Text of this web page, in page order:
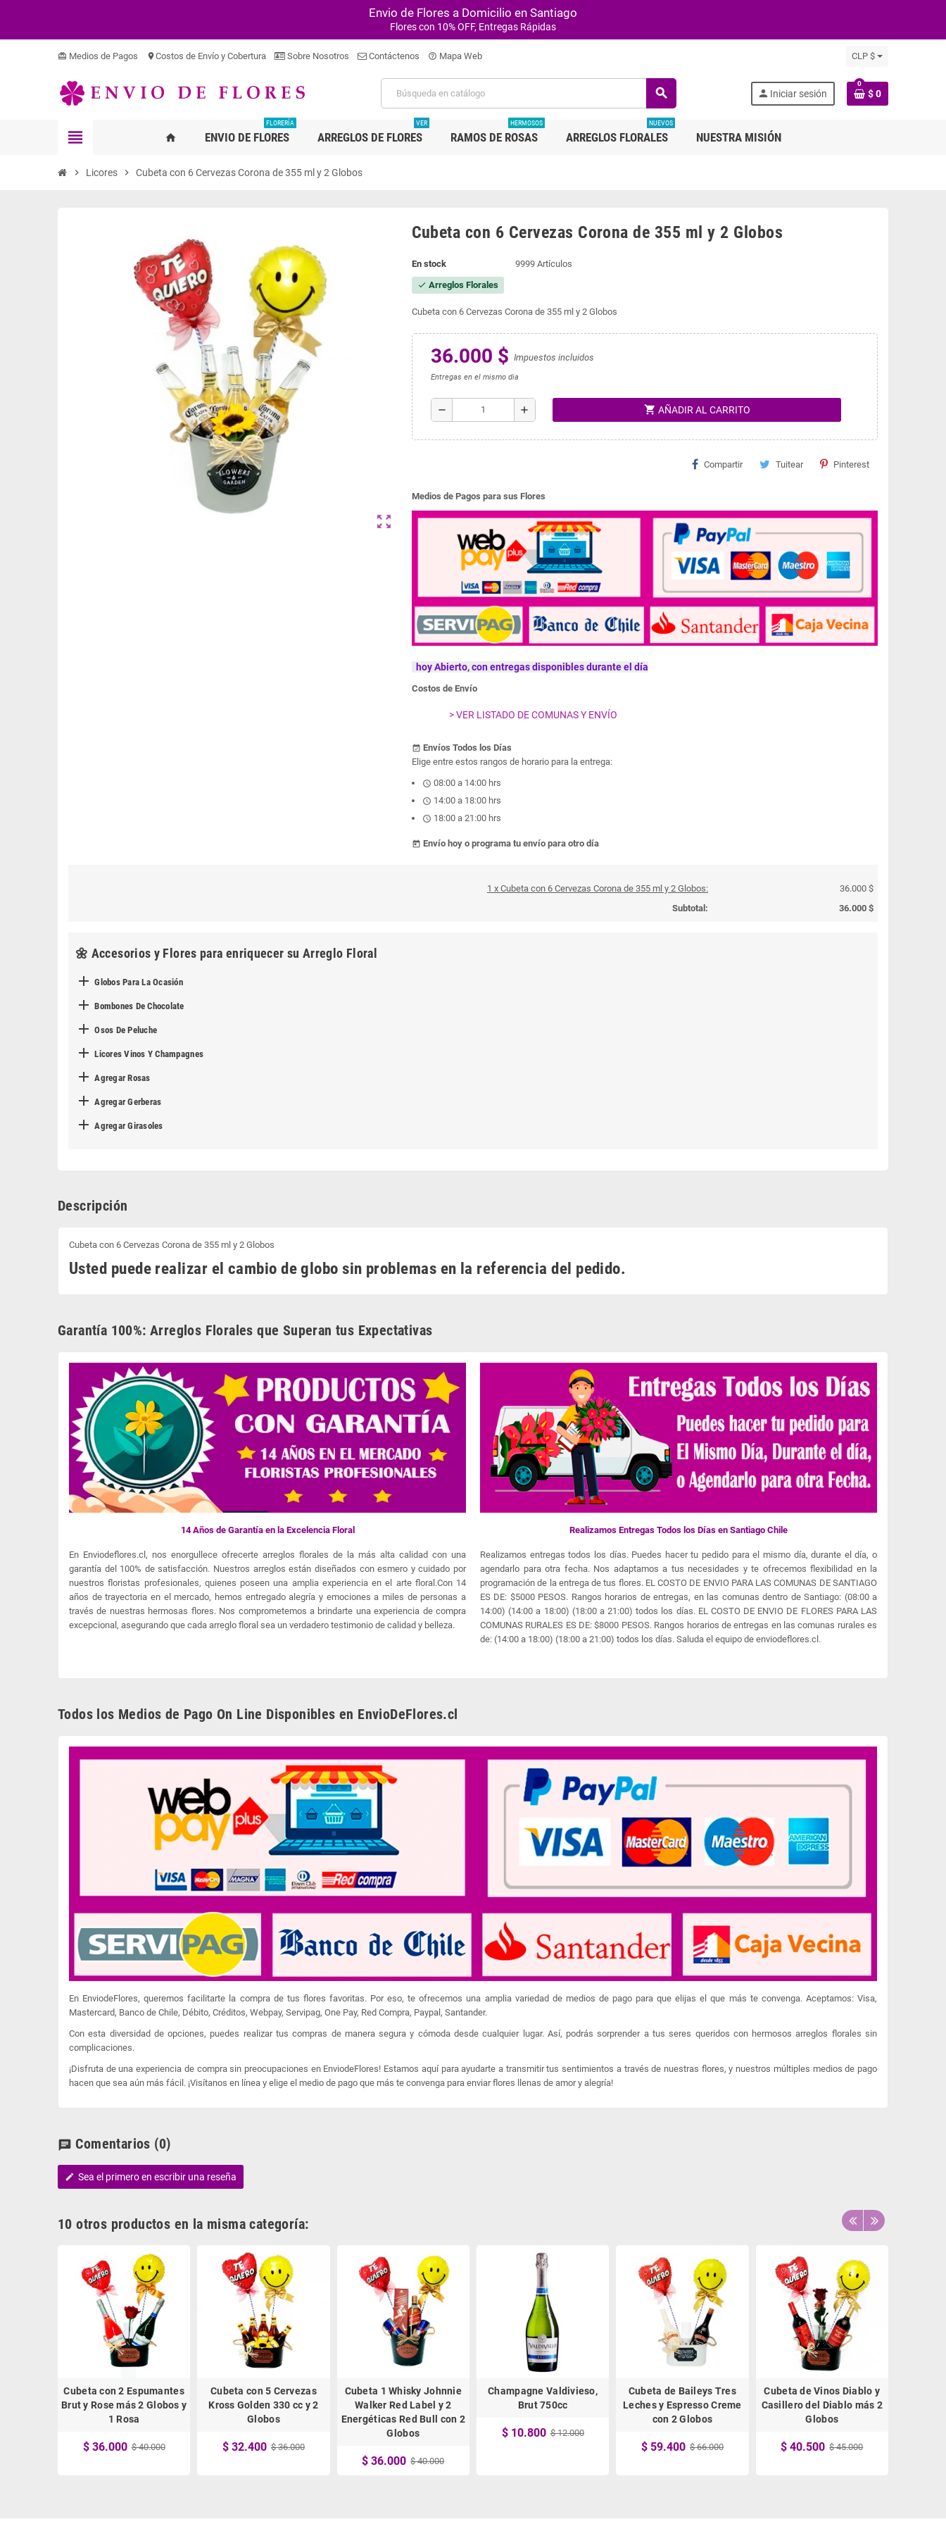
Envio de Flores a Domicilio en Santiago
Flores con 10% OFF, Entregas Rápidas
card_giftcard Medios de Pagos location_onCostos de Envío y Cobertura Sobre Nosotros Contáctenos help_outline Mapa Web CLP $
search person Iniciar sesión
0
$ 0
view_headline home ENVIO DE FLORES
FLORERÍA
ARREGLOS DE FLORES
VER
RAMOS DE ROSAS
HERMOSOS
ARREGLOS FLORALES
NUEVOS
NUESTRA MISIÓN
chevron_right Licores chevron_right Cubeta con 6 Cervezas Corona de 355 ml y 2 Globos
zoom_out_map
Cubeta con 6 Cervezas Corona de 355 ml y 2 Globos
En stock 9999 Artículos
check Arreglos Florales
Cubeta con 6 Cervezas Corona de 355 ml y 2 Globos
36.000 $ Impuestos incluidos
Entregas en el mismo dia
remove add shopping_cart AÑADIR AL CARRITO
Compartir Tuitear Pinterest
Medios de Pagos para sus Flores
hoy Abierto, con entregas disponibles durante el día
Costos de Envío
> VER LISTADO DE COMUNAS Y ENVÍO
event_available Envíos Todos los Días
Elige entre estos rangos de horario para la entrega:
schedule 08:00 a 14:00 hrs
schedule 14:00 a 18:00 hrs
schedule 18:00 a 21:00 hrs
today Envío hoy o programa tu envío para otro día
1 x Cubeta con 6 Cervezas Corona de 355 ml y 2 Globos:
36.000 $
Subtotal:
36.000 $
🌼 Accesorios y Flores para enriquecer su Arreglo Floral
 Globos Para La Ocasión
 Bombones De Chocolate
 Osos De Peluche
 Licores Vinos Y Champagnes
 Agregar Rosas
 Agregar Gerberas
 Agregar Girasoles
Descripción
Cubeta con 6 Cervezas Corona de 355 ml y 2 Globos
Usted puede realizar el cambio de globo sin problemas en la referencia del pedido.
Garantía 100%: Arreglos Florales que Superan tus Expectativas
14 Años de Garantía en la Excelencia Floral
En Enviodeflores.cl, nos enorgullece ofrecerte arreglos florales de la más alta calidad con una
garantía del 100% de satisfacción. Nuestros arreglos están diseñados con esmero y cuidado por
nuestros floristas profesionales, quienes poseen una amplia experiencia en el arte floral.Con 14
años de trayectoria en el mercado, hemos entregado alegría y emociones a miles de personas a
través de nuestras hermosas flores. Nos comprometemos a brindarte una experiencia de compra
excepcional, asegurando que cada arreglo floral sea un verdadero testimonio de calidad y belleza.
Realizamos Entregas Todos los Días en Santiago Chile
Realizamos entregas todos los días. Puedes hacer tu pedido para el mismo día, durante el día, o
agendarlo para otra fecha. Nos adaptamos a tus necesidades y te ofrecemos flexibilidad en la
programación de la entrega de tus flores. EL COSTO DE ENVIO PARA LAS COMUNAS DE SANTIAGO
ES DE: $5000 PESOS. Rangos horarios de entregas, en las comunas dentro de Santiago: (08:00 a
14:00) (14:00 a 18:00) (18:00 a 21:00) todos los días. EL COSTO DE ENVIO DE FLORES PARA LAS
COMUNAS RURALES ES DE: $8000 PESOS. Rangos horarios de entregas en las comunas rurales es
de: (14:00 a 18:00) (18:00 a 21:00) todos los días. Saluda el equipo de enviodeflores.cl.
Todos los Medios de Pago On Line Disponibles en EnvioDeFlores.cl
En EnviodeFlores, queremos facilitarte la compra de tus flores favoritas. Por eso, te ofrecemos una amplia variedad de medios de pago para que elijas el que más te convenga. Aceptamos: Visa,
Mastercard, Banco de Chile, Débito, Créditos, Webpay, Servipag, One Pay, Red Compra, Paypal, Santander.
Con esta diversidad de opciones, puedes realizar tus compras de manera segura y cómoda desde cualquier lugar. Así, podrás sorprender a tus seres queridos con hermosos arreglos florales sin
complicaciones.
¡Disfruta de una experiencia de compra sin preocupaciones en EnviodeFlores! Estamos aquí para ayudarte a transmitir tus sentimientos a través de nuestras flores, y nuestros múltiples medios de pago
hacen que sea aún más fácil. ¡Visítanos en línea y elige el medio de pago que más te convenga para enviar flores llenas de amor y alegría!
chat Comentarios (0)
edit Sea el primero en escribir una reseña
10 otros productos en la misma categoría:
Cubeta con 2 Espumantes
Brut y Rose más 2 Globos y
1 Rosa
$ 36.000 $ 40.000
Cubeta con 5 Cervezas
Kross Golden 330 cc y 2
Globos
$ 32.400 $ 36.000
Cubeta 1 Whisky Johnnie
Walker Red Label y 2
Energéticas Red Bull con 2
Globos
$ 36.000 $ 40.000
Champagne Valdivieso,
Brut 750cc
$ 10.800 $ 12.000
Cubeta de Baileys Tres
Leches y Espresso Creme
con 2 Globos
$ 59.400 $ 66.000
Cubeta de Vinos Diablo y
Casillero del Diablo más 2
Globos
$ 40.500 $ 45.000